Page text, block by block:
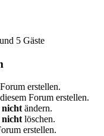
5 Gäste
erstellen.
Forum erstellen.
nicht ändern.
nicht löschen.
erstellen.